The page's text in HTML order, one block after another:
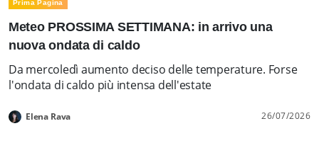
Prima Pagina
Meteo PROSSIMA SETTIMANA: in arrivo una
nuova ondata di caldo
Da mercoledì aumento deciso delle temperature. Forse
l'ondata di caldo più intensa dell'estate
Elena Rava 26/07/2026